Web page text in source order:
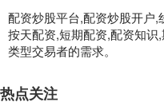
配资炒股平台,配资炒股开户
按天配资,短期配资,配资知
类型交易者的需求。
热点关注